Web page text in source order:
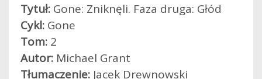
Tytuł: Gone: Zniknęli. Faza druga: Głód
Cykl: Gone
Tom: 2
Autor: Michael Grant
Tłumaczenie: Jacek Drewnowski